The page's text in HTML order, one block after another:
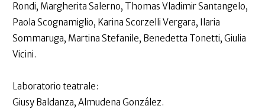
Rondi, Margherita Salerno, Thomas Vladimir Santangelo,
Paola Scognamiglio, Karina Scorzelli Vergara, Ilaria
Sommaruga, Martina Stefanile, Benedetta Tonetti, Giulia
Vicini.
Laboratorio teatrale:
Giusy Baldanza, Almudena González.